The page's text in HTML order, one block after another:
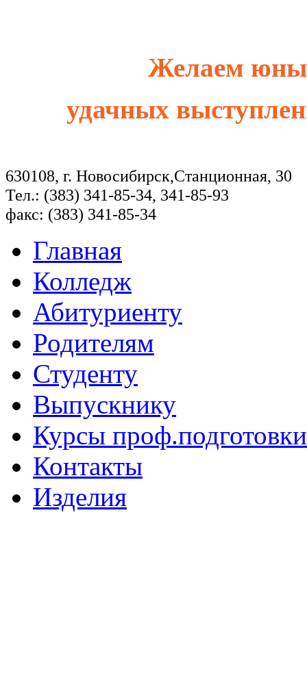
Желаем
удачных
630108, г. Новосибирск,Станционная, 30
Тел.: (383) 341-85-34, 341-85-93
факс: (383) 341-85-34
Главная
Колледж
Абитуриенту
Родителям
Студенту
Выпускнику
Курсы проф.подготовки
Контакты
Изделия